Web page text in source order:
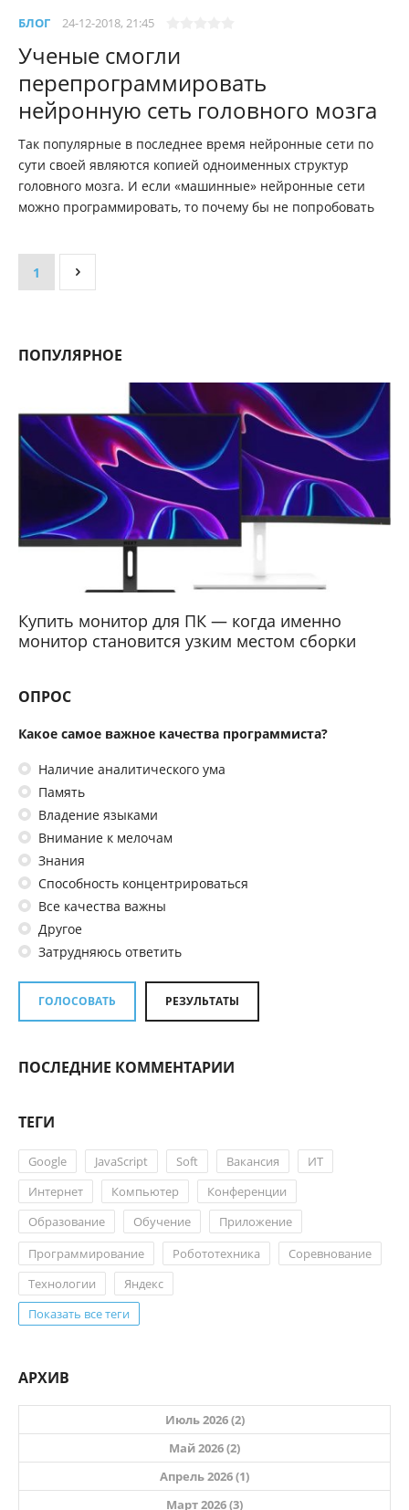
БЛОГ 24-12-2018, 21:45
Ученые смогли
перепрограммировать
нейронную сеть головного мозга
Так популярные в последнее время нейронные сети по
сути своей являются копией одноименных структур
головного мозга. И если «машинные» нейронные сети
можно программировать, то почему бы не попробовать
1
ПОПУЛЯРНОЕ
Купить монитор для ПК — когда именно
монитор становится узким местом сборки
ОПРОС
Какое самое важное качества программиста?
Наличие аналитического ума
Память
Владение языками
Внимание к мелочам
Знания
Способность концентрироваться
Все качества важны
Другое
Затрудняюсь ответить
ГОЛОСОВАТЬ РЕЗУЛЬТАТЫ
ПОСЛЕДНИЕ КОММЕНТАРИИ
ТЕГИ
Google JavaScript Soft Вакансия
ИТ
Интернет
Компьютер
Конференции
Образование
Обучение
Приложение
Программирование
Робототехника
Соревнование
Технологии
Яндекс
Показать все теги
АРХИВ
Июль 2026 (2)
Май 2026 (2)
Апрель 2026 (1)
Март 2026 (3)